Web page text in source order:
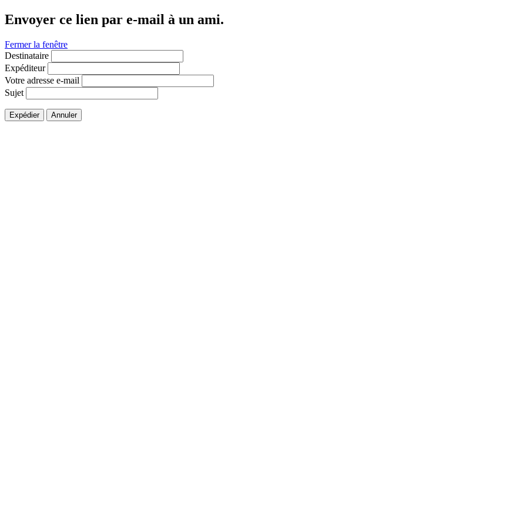
Envoyer ce lien par e-mail à un ami.
Fermer la fenêtre
Destinataire
Expéditeur
Votre adresse e-mail
Sujet
Expédier Annuler